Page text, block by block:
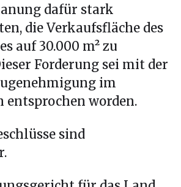
dafür stark
die Verkaufsfläche des
auf 30.000 m² zu
Forderung sei mit der
im
entsprochen worden.
sind